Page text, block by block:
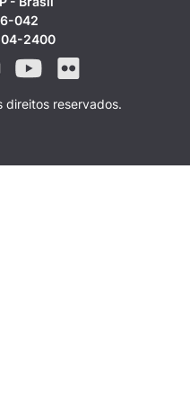
042
2400
direitos reservados.